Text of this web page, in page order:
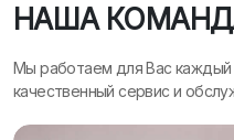
НАША
Мы работаем для Вас каждый
качественный сервис и